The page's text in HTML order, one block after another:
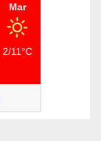
Mar
2/11°C